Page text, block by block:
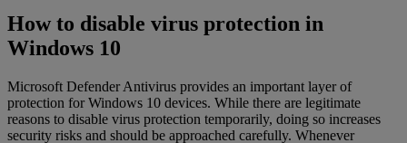
How to disable virus protection in
Windows 10
Microsoft Defender Antivirus provides an important layer of
protection for Windows 10 devices. While there are legitimate
reasons to disable virus protection temporarily, doing so increases
security risks and should be approached carefully. Whenever